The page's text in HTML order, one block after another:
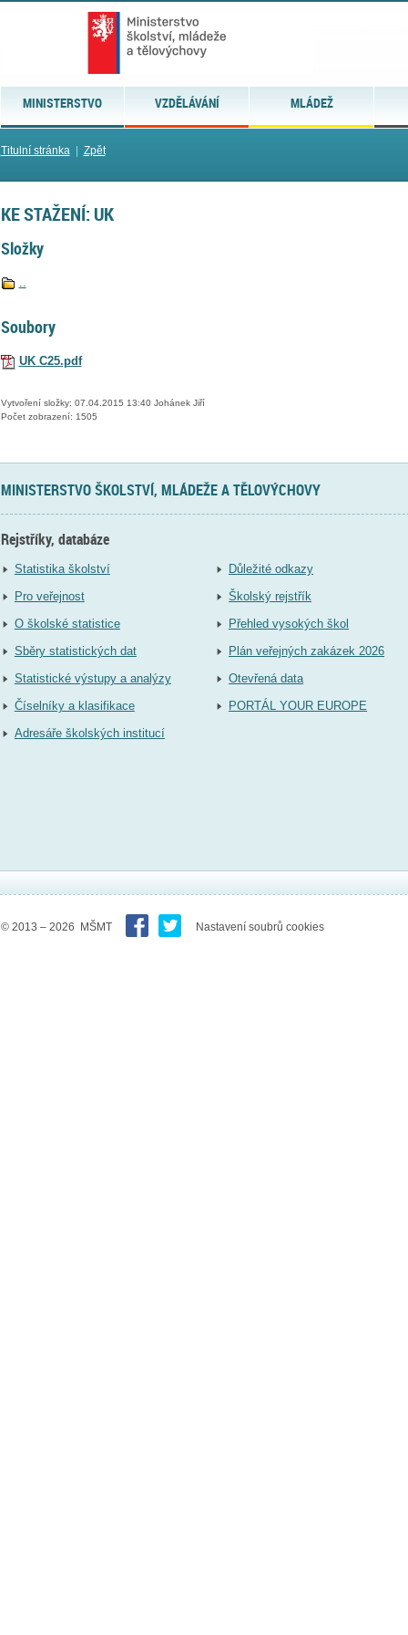
MINISTERSTVO VZDĚLÁVÁNÍ MLÁDEŽ
Titulní stránka| Zpět
KE STAŽENÍ: UK
Složky
..
Soubory
UK C25.pdf
Vytvoření složky: 07.04.2015 13:40 Johánek Jiří
Počet zobrazení: 1505
MINISTERSTVO ŠKOLSTVÍ, MLÁDEŽE A TĚLOVÝCHOVY
Rejstříky, databáze
Statistika školství
Pro veřejnost
O školské statistice
Sběry statistických dat
Statistické výstupy a analýzy
Číselníky a klasifikace
Adresáře školských institucí
Důležité odkazy
Školský rejstřík
Přehled vysokých škol
Plán veřejných zakázek 2026
Otevřená data
PORTÁL YOUR EUROPE
© 2013 – 2026 MŠMT Nastavení soubrů cookies